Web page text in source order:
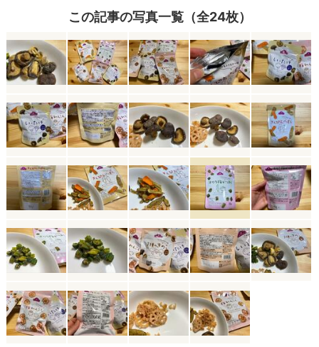
この記事の写真一覧（全24枚）